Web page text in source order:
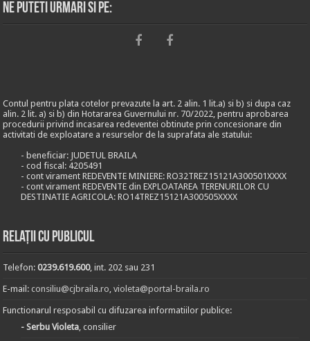
Ne puteti urmari si pe:
Contul pentru plata cotelor prevazute la art. 2 alin. 1 lit.a) si b) si dupa caz
alin. 2 lit. a) si b) din Hotararea Guvernului nr. 70/2022, pentru aprobarea
procedurii privind incasarea redeventei obtinute prin concesionare din
activitati de exploatare a resurselor de la suprafata ale statului:
- beneficiar: JUDETUL BRAILA
- cod fiscal: 4205491
- cont virament REDEVENTE MINIERE: RO32TREZ15121A300501XXXX
- cont virament REDEVENTE din EXPLOATAREA TERENURILOR CU
DESTINATIE AGRICOLA: RO14TREZ15121A300505XXXX
Relații cu publicul
Telefon:0239.619.600, int. 202 sau 231
E-mail:consiliu@cjbraila.ro,violeta@portal-braila.ro
Functionarul resposabil cu difuzarea informatiilor publice:
- Serbu Violeta, consilier